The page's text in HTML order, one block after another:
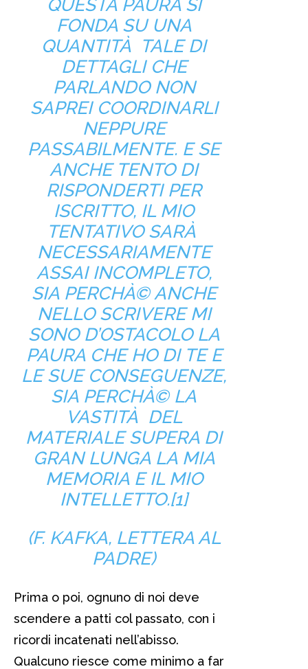
QUESTA PAURA SI
FONDA SU UNA
QUANTITÀ TALE DI
DETTAGLI CHE
PARLANDO NON
SAPREI COORDINARLI
NEPPURE
PASSABILMENTE. E SE
ANCHE TENTO DI
RISPONDERTI PER
ISCRITTO, IL MIO
TENTATIVO SARÀ
NECESSARIAMENTE
ASSAI INCOMPLETO,
SIA PERCHÀ© ANCHE
NELLO SCRIVERE MI
SONO D’OSTACOLO LA
PAURA CHE HO DI TE E
LE SUE CONSEGUENZE,
SIA PERCHÀ© LA
VASTITÀ DEL
MATERIALE SUPERA DI
GRAN LUNGA LA MIA
MEMORIA E IL MIO
INTELLETTO.[1]
(F. KAFKA, LETTERA AL
PADRE)
Prima o poi, ognuno di noi deve
scendere a patti col passato, con i
ricordi incatenati nell’abisso.
Qualcuno riesce come minimo a far